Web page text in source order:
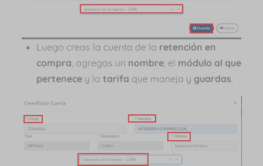
Luego creas la cuenta de la retención en
compra , agregas un nombre , el módulo al que
pertenece y la tarifa que maneja y guardas.